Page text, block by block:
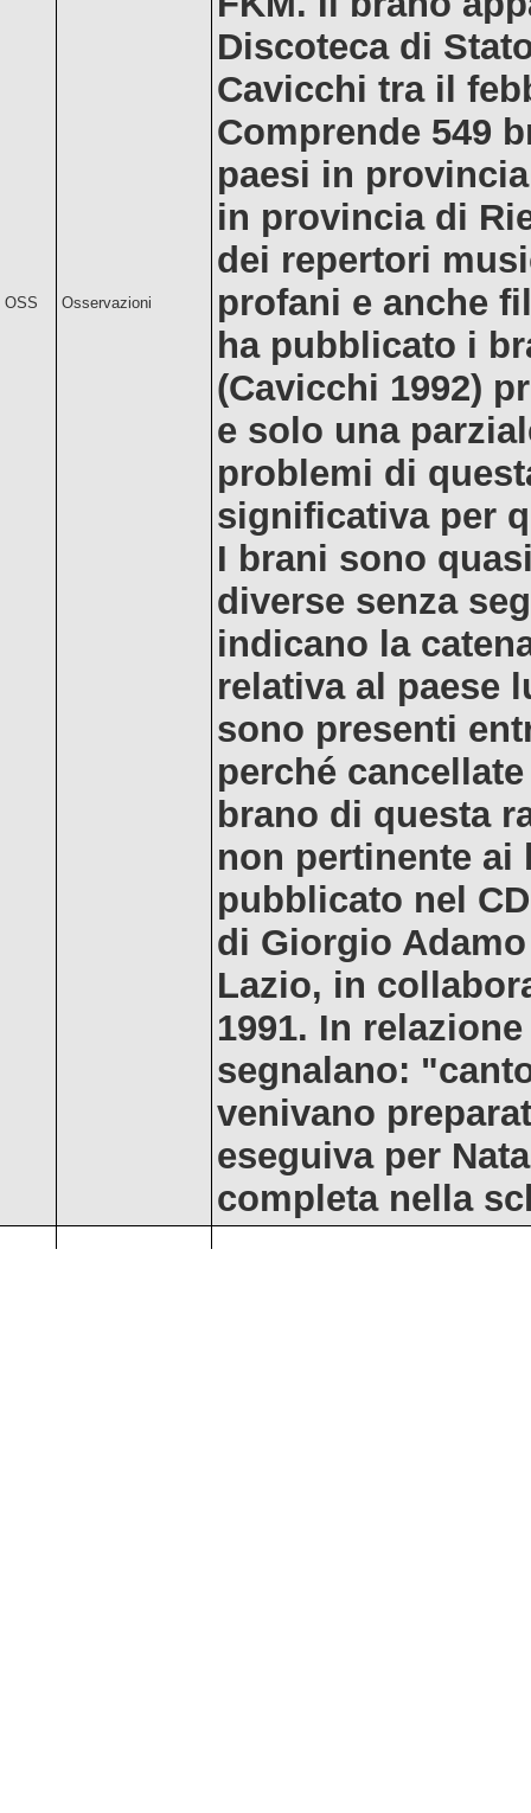
OSS Osservazioni
Discoteca di
Cavicchi tra il
Comprende 549
paesi in
in provincia di
dei repertori
profani e anche
ha pubblicato i
(Cavicchi 1992)
e solo una
problemi di
significativa per
I brani sono
diverse senza
indicano la
relativa al paese
sono presenti
perché
brano di questa
non pertinente ai
pubblicato nel
di Giorgio
Lazio, in
1991. In
segnalano:
venivano
eseguiva per
completa nella